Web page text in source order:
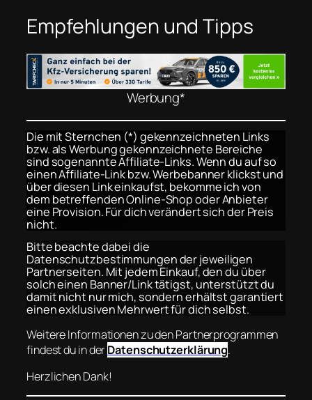
Empfehlungen und Tipps
Werbung*
Die mit Sternchen (*) gekennzeichneten Links
bzw. als Werbung gekennzeichnete Bereiche
sind sogenannte Affiliate-Links. Wenn du auf so
einen Affiliate-Link bzw. Werbebanner klickst und
über diesen Link einkaufst, bekomme ich von
dem betreffenden Online-Shop oder Anbieter
eine Provision. Für dich verändert sich der Preis
nicht.
Bitte beachte dabei die
Datenschutzbestimmungen der jeweiligen
Partnerseiten. Mit jedem Einkauf, den du über
solch einen Banner/Link tätigst, unterstützt du
damit nicht nur mich, sondern erhältst garantiert
einen exklusiven Mehrwert für dich selbst.
Weitere Informationen zu den Partnerprogrammen
findest du in derDatenschutzerklärung.
Herzlichen Dank!